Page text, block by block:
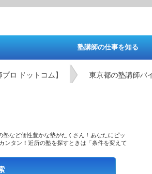
塾講師の仕事を知る
ロ ドットコム】 東京都の塾講師バ
など個性豊かな塾がたくさん！あなたにピッ
ンタン！近所の塾を探すときは「条件を変えて